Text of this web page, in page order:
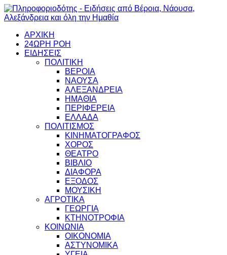
ΑΡΧΙΚΗ
24ΩΡΗ ΡΟΗ
ΕΙΔΗΣΕΙΣ
ΠΟΛΙΤΙΚΗ
ΒΕΡΟΙΑ
ΝΑΟΥΣΑ
ΑΛΕΞΑΝΔΡΕΙΑ
ΗΜΑΘΙΑ
ΠΕΡΙΦΕΡΕΙΑ
ΕΛΛΑΔΑ
ΠΟΛΙΤΙΣΜΟΣ
ΚΙΝΗΜΑΤΟΓΡΑΦΟΣ
ΧΟΡΟΣ
ΘΕΑΤΡΟ
ΒΙΒΛΙΟ
ΔΙΑΦΟΡΑ
ΕΞΟΔΟΣ
ΜΟΥΣΙΚΗ
ΑΓΡΟΤΙΚΑ
ΓΕΩΡΓΙΑ
ΚΤΗΝΟΤΡΟΦΙΑ
ΚΟΙΝΩΝΙΑ
ΟΙΚΟΝΟΜΙΑ
ΑΣΤΥΝΟΜΙΚΑ